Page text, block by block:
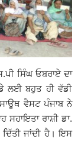
ਸਿੰਘ ਓਬਰਾਏ ਦਾ
ਲਈ ਬਹੁਤ ਹੀ ਵੱਡੀ
ਵੈਸਟ ਪੰਜਾਬ ਨੇ
ਰਾਸ਼ੀ ਡਾ.
ਜਾਂਦੀ ਹੈ। ਇਸ